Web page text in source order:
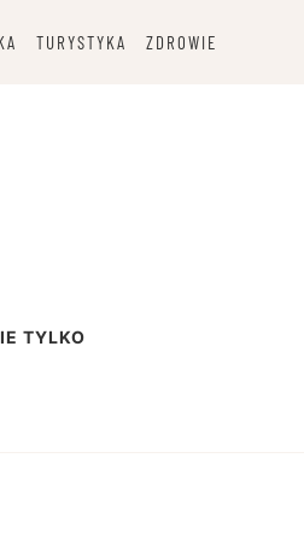
TURYSTYKA ZDROWIE
TYLKO